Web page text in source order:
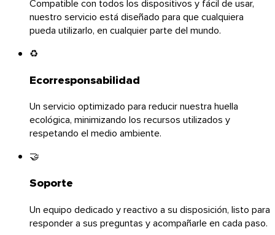
Chrome & Gmail
Compatible con todos los dispositivos y fácil de usar,
nuestro servicio está diseñado para que cualquiera
pueda utilizarlo, en cualquier parte del mundo.
♻️
Ecorresponsabilidad
Un servicio optimizado para reducir nuestra huella
ecológica, minimizando los recursos utilizados y
respetando el medio ambiente.
🤝
Soporte
Un equipo dedicado y reactivo a su disposición, listo para
responder a sus preguntas y acompañarle en cada paso.